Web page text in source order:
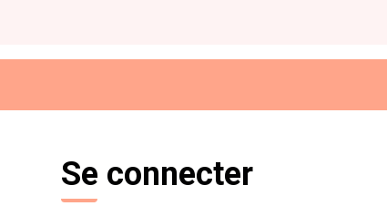
Se connecter